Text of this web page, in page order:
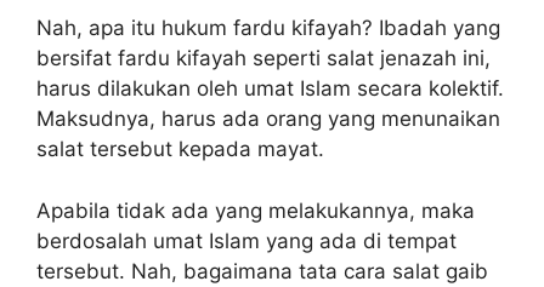
Nah, apa itu hukum fardu kifayah? Ibadah yang
bersifat fardu kifayah seperti salat jenazah ini,
harus dilakukan oleh umat Islam secara kolektif.
Maksudnya, harus ada orang yang menunaikan
salat tersebut kepada mayat.
Apabila tidak ada yang melakukannya, maka
berdosalah umat Islam yang ada di tempat
tersebut. Nah, bagaimana tata cara salat gaib